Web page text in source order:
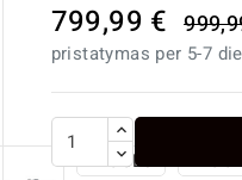
799,99 €
pristatymas per 5-7